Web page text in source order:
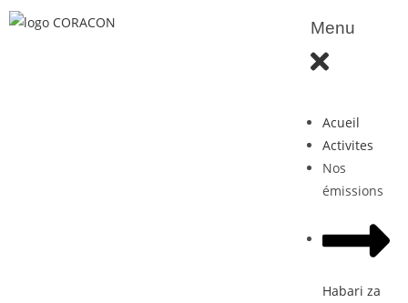
Menu
Acueil
Activites
Nos
émissions
Habari za